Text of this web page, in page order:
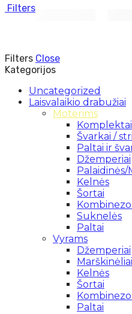
Filters
Filters Close
Kategorijos
Uncategorized
Laisvalaikio drabužiai
Moterims
Komplektai
Švarkai /
Paltai ir
Džemperiai
Palaidinės/
Kelnės
Šortai
Suknelės
Paltai
Vyrams
Džemperiai
Marškinėliai
Kelnės
Šortai
Paltai